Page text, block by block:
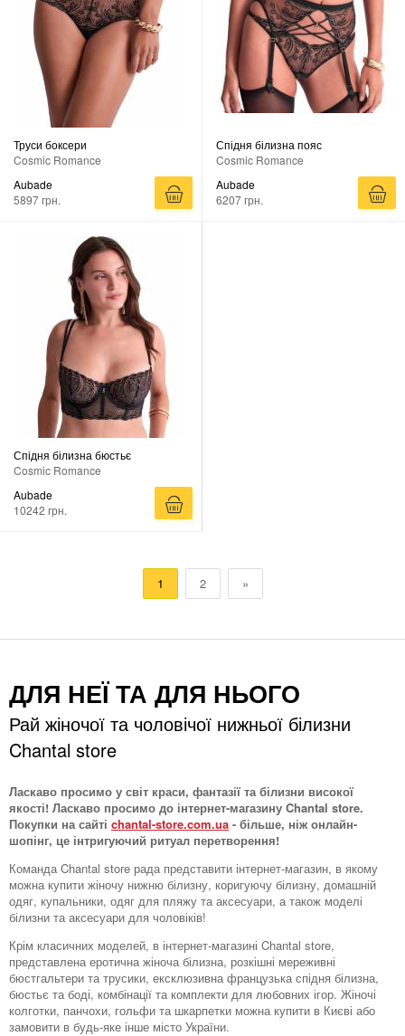
Труси боксери
Cosmic Romance
Aubade
5897 грн.
Спідня білизна пояс
Cosmic Romance
Aubade
6207 грн.
Спідня білизна бюстьє
Cosmic Romance
Aubade
10242 грн.
1 2 »
ДЛЯ НЕЇ ТА ДЛЯ НЬОГО
Рай жіночої та чоловічої нижньої білизни
Chantal store
Ласкаво просимо у світ краси, фантазії та білизни високої
якості! Ласкаво просимо до інтернет-магазину Chantal store.
Покупки на сайті chantal-store.com.ua - більше, ніж онлайн-
шопінг, це інтригуючий ритуал перетворення!
Команда Chantal store рада представити інтернет-магазин, в якому
можна купити жіночу нижню білизну, коригуючу білизну, домашній
одяг, купальники, одяг для пляжу та аксесуари, а також моделі
білизни та аксесуари для чоловіків!
Крім класичних моделей, в інтернет-магазині Chantal store,
представлена ​​еротична жіноча білизна, розкішні мереживні
бюстгальтери та трусики, ексклюзивна французька спідня білизна,
бюстьє та боді, комбінації та комплекти для любовних ігор. Жіночі
колготки, панчохи, гольфи та шкарпетки можна купити в Києві або
замовити в будь-яке інше місто України.